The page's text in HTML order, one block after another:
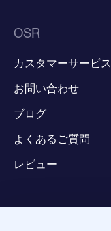
OSR
カスタマーサービス
お問い合わせ
ブログ
よくあるご質問
レビュー